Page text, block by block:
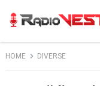
HOME DIVERSE